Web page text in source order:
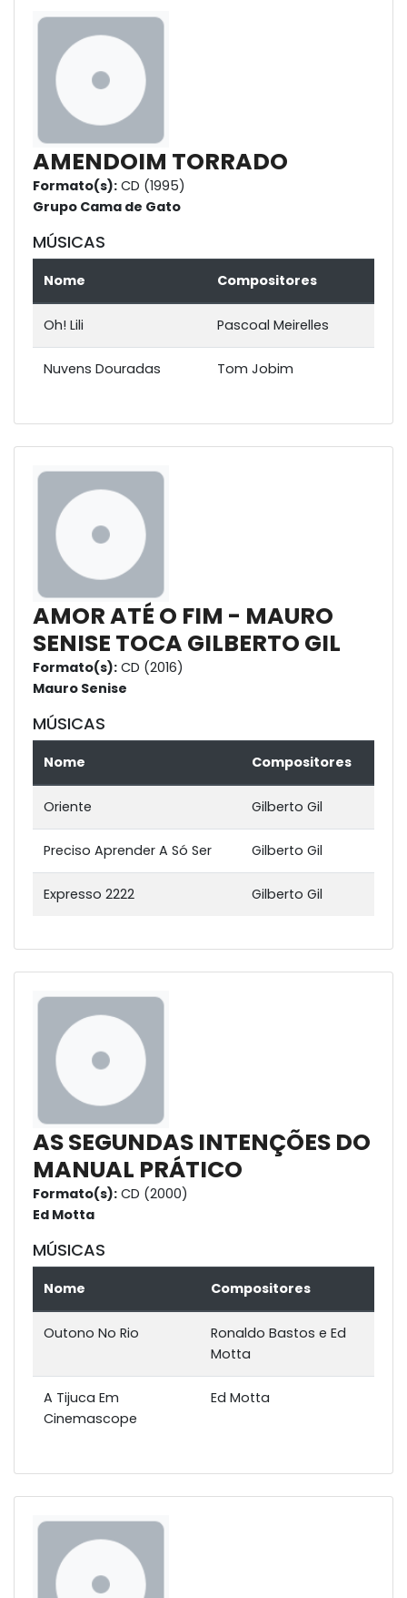
AMENDOIM TORRADO
Formato(s): CD (1995)
Grupo Cama de Gato
MÚSICAS
Nome Compositores
Oh! Lili Pascoal Meirelles
Nuvens Douradas Tom Jobim
AMOR ATÉ O FIM - MAURO
SENISE TOCA GILBERTO GIL
Formato(s): CD (2016)
Mauro Senise
MÚSICAS
Nome Compositores
Oriente Gilberto Gil
Preciso Aprender A Só Ser Gilberto Gil
Expresso 2222 Gilberto Gil
AS SEGUNDAS INTENÇÕES DO
MANUAL PRÁTICO
Formato(s): CD (2000)
Ed Motta
MÚSICAS
Nome Compositores
Outono No Rio
Ronaldo Bastos e Ed
Motta
A Tijuca Em
Cinemascope
Ed Motta